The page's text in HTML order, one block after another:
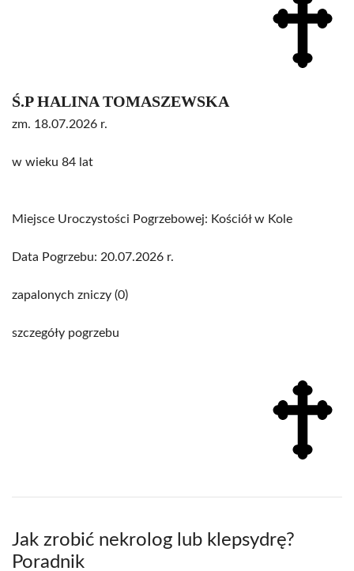
Ś.P HALINA TOMASZEWSKA
zm. 18.07.2026 r.
w wieku 84 lat
Miejsce Uroczystości Pogrzebowej: Kościół w Kole
Data Pogrzebu: 20.07.2026 r.
zapalonych zniczy (0)
szczegóły pogrzebu
Jak zrobić nekrolog lub klepsydrę?
Poradnik